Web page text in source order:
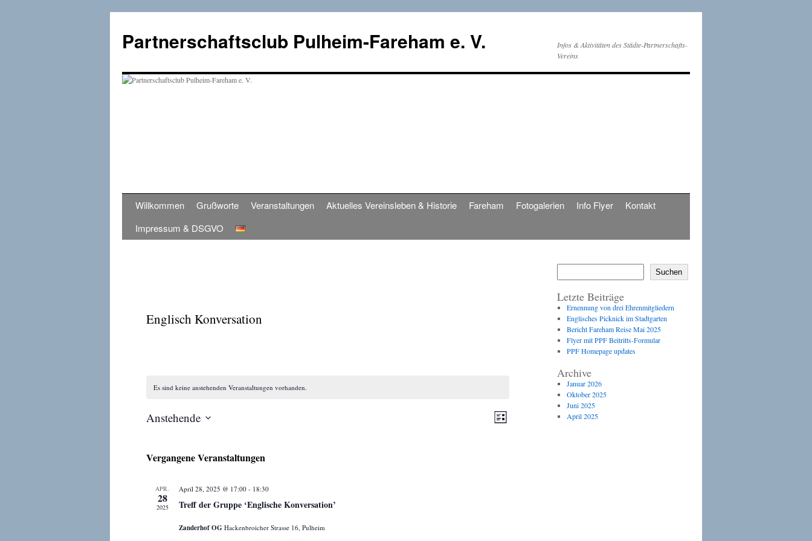
springen
Partnerschaftsclub Pulheim-Fareham e. V.
Infos & Aktivitäten des Städte-Partnerschafts-
Vereins
Willkommen Grußworte Veranstaltungen Aktuelles Vereinsleben & Historie Fareham Fotogalerien Info Flyer
Kontakt
Impressum & DSGVO
Englisch Konversation
Es sind keine anstehenden Veranstaltungen vorhanden.
Ansichten-
Veranstaltung
Liste
Anstehende
Vergangene Veranstaltungen
APR.
28
2025
April 28, 2025 @ 17:00- 18:30
Treff der Gruppe ‘Englische Konversation’
Zanderhof OG Hackenbroicher Strasse 16, Pulheim
Suchen
Letzte Beiträge
Ernennung von drei Ehrenmitgliedern
Englisches Picknick im Stadtgarten
Bericht Fareham Reise Mai 2025
Flyer mit PPF Beitritts-Formular
PPF Homepage updates
Archive
Januar 2026
Oktober 2025
Juni 2025
April 2025